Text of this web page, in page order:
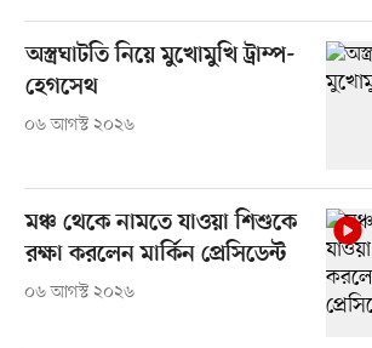
অস্ত্রঘাটতি নিয়ে মুখোমুখি ট্রাম্প-
হেগসেথ
০৬ আগস্ট ২০২৬
মঞ্চ থেকে নামতে যাওয়া শিশুকে
রক্ষা করলেন মার্কিন প্রেসিডেন্ট
০৬ আগস্ট ২০২৬